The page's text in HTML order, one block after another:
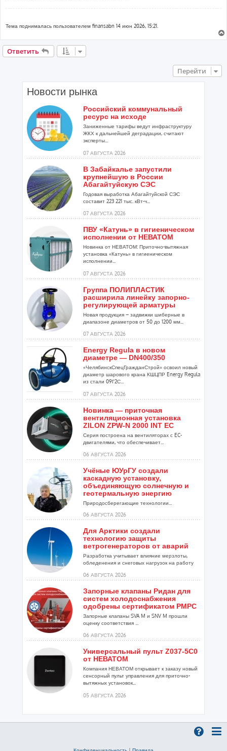
Тема поднималась пользователем finansabn 14 июн 2026, 15:21.
Ответить
Перейти
Новости рынка
Российский коммунальный
ресурс на исходе
Заниженные тарифы ведут инфраструктуру
ЖКХ к дальнейшей деградации, считают
эксперты...
07 АВГУСТА 2026
В Забайкалье запустили
крупнейшую в России
Абагайтуйскую СЭС
Годовая выработка Абагайтуйской СЭС
составит 223 221 тыс. кВт-ч...
07 АВГУСТА 2026
ПВУ «Катунь» в гигиеническом
исполнении от НЕВАТОМ
Новинка от НЕВАТОМ: Приточно-вытяжная
установка «Катунь» в гигиеническом
исполнении...
07 АВГУСТА 2026
Группа ПОЛИПЛАСТИК
расширила линейку запорно-
регулирующей арматуры
Новая продукция – задвижки шиберные в
диапазоне диаметров от 50 до 1200 мм...
07 АВГУСТА 2026
Energy Regula в новом
диаметре — DN400/350
«ЧелябинскСпецГражданСтрой» освоил новый
диаметр шарового крана КШЦПР Energy Regula
из стали 09Г2С...
07 АВГУСТА 2026
Новинка — приточная
вентиляционная установка
ZILON ZPW-N 2000 INT EC
Серия построена на вентиляторах с EC-
двигателями, что обеспечивает...
06 АВГУСТА 2026
Учёные ЮУрГУ создали
каскадную установку,
объединяющую солнечную и
геотермальную энергию
Природосберегающие технологии...
06 АВГУСТА 2026
Для Арктики создали
технологию защиты
ветрогенераторов от аварий
Разработка учитывает влияние мерзлоты,
обледенения и снеговых нагрузок на работу
06 АВГУСТА 2026
Запорные клапаны Ридан для
систем холодоснабжения
одобрены сертификатом РМРС
Запорные клапаны SVA M и SNV M прошли
оценку соответствия ...
06 АВГУСТА 2026
Универсальный пульт Z037-5C0
от НЕВАТОМ
Компания НЕВАТОМ открывает к заказу новый
сенсорный пульт управления для приточно-
вытяжных установок...
05 АВГУСТА 2026
Конфиденциальность | Правила